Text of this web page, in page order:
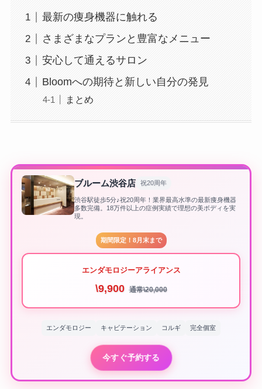
最新の痩身機器に触れる
さまざまなプランと豊富なメニュー
安心して通えるサロン
Bloomへの期待と新しい自分の発見
まとめ
ブルーム渋谷店 祝20周年
渋谷駅徒歩5分♪祝20周年！業界最高水準の最新痩身機器
多数完備。18万件以上の症例実績で理想の美ボディを実
現。
期間限定！8月末まで
エンダモロジーアライアンス
\9,900 通常\20,000
エンダモロジー キャビテーション コルギ 完全個室
今すぐ予約する